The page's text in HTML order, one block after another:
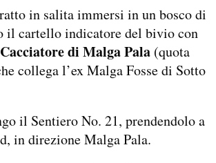
in salita immersi in un bosco di
cartello indicatore del bivio con
di Malga Pala (quota
collega l’ex Malga Fosse di Sotto
il Sentiero No. 21, prendendolo a
in direzione Malga Pala.